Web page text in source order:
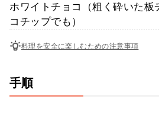
ホワイトチョコ（粗く砕いた板
コチップでも）
料理を安全に楽しむための注意事項
手順